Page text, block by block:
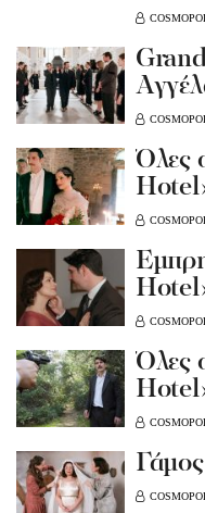
Όλες
Όλες